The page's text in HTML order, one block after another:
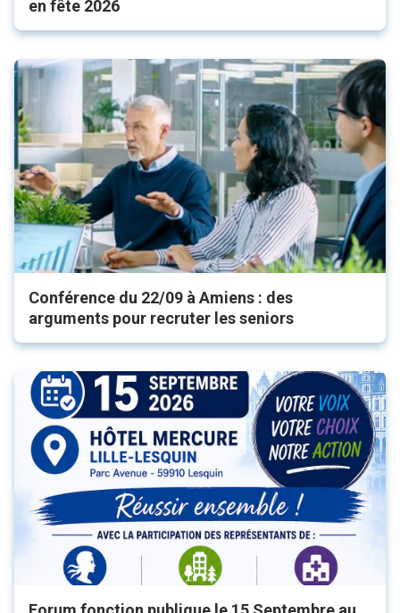
en fête 2026
Conférence du 22/09 à Amiens : des
arguments pour recruter les seniors